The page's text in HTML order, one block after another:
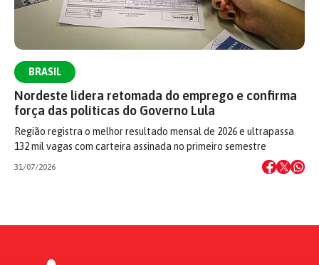
BRASIL
Nordeste lidera retomada do emprego e confirma
força das políticas do Governo Lula
Região registra o melhor resultado mensal de 2026 e ultrapassa
132 mil vagas com carteira assinada no primeiro semestre
31/07/2026